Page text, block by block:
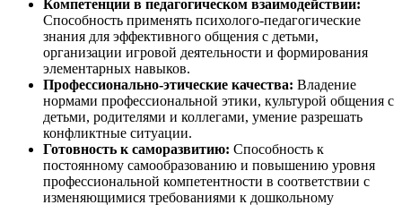
Компетенции в педагогическом взаимодействии:
Способность применять психолого-педагогические
знания для эффективного общения с детьми,
организации игровой деятельности и формирования
элементарных навыков.
Профессионально-этические качества: Владение
нормами профессиональной этики, культурой общения с
детьми, родителями и коллегами, умение разрешать
конфликтные ситуации.
Готовность к саморазвитию: Способность к
постоянному самообразованию и повышению уровня
профессиональной компетентности в соответствии с
изменяющимися требованиями к дошкольному